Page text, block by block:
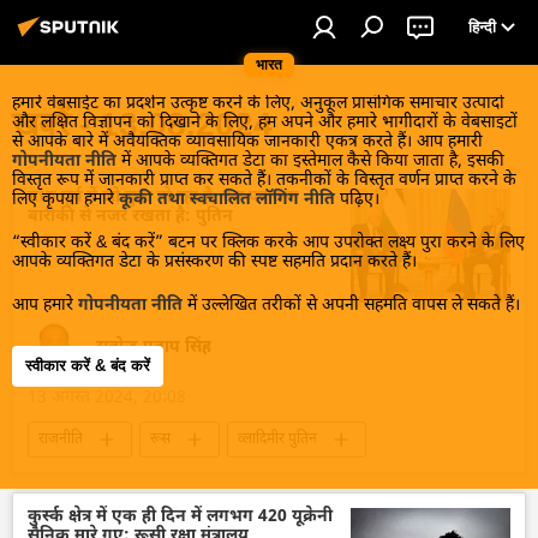
भारत
हिन्दी
हमारे वेबसाईट का प्रदर्शन उत्कृष्ट करने के लिए, अनुकूल प्रासंगिक समाचार उत्पादों
और लक्षित विज्ञापन को दिखाने के लिए, हम अपने और हमारे भागीदारों के वेबसाइटों
से आपके बारे में अवैयक्तिक व्यावसायिक जानकारी एकत्र करते हैं। आप हमारी
गोपनीयता नीति में आपके व्यक्तिगत डेटा का इस्तेमाल कैसे किया जाता है, इसकी
विस्तृत रूप में जानकारी प्राप्त कर सकते हैं। तकनीकों के विस्तृत वर्णन प्राप्त करने के
लिए कृपया हमारे कूकी तथा स्वचालित लॉगिंग नीति पढ़िए।
“स्वीकार करें & बंद करें” बटन पर क्लिक करके आप उपरोक्त लक्ष्य पुरा करने के लिए
आपके व्यक्तिगत डेटा के प्रसंस्करण की स्पष्ट सहमति प्रदान करते हैं।
आप हमारे गोपनीयता नीति में उल्लेखित तरीकों से अपनी सहमति वापस ले सकते हैं।
स्वीकार करें & बंद करें
खबरें - 13.08.2024
मध्य पूर्व में जो कुछ हो रहा है, उस पर रूस
बारीकी से नजर रखता है: पुतिन
सत्येन्द्र प्रताप सिंह
राजनीति रूस
व्लादिमीर पुतिन
मानवीय हस्तक्षेप
संयुक्त राष्ट्र
कुर्स्क क्षेत्र में एक ही दिन में लगभग 420 यूक्रेनी